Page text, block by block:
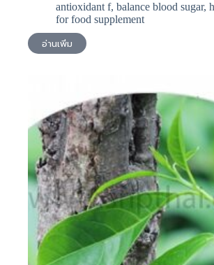
antioxidant f, balance blood sugar,
for food supplement
อ่านเพิ่ม